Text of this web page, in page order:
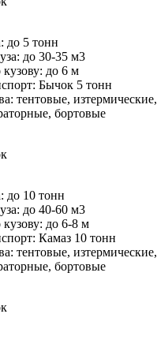
до 5 тонн
до 30-35 м3
до 6 м
Бычок 5 тонн
тентовые, изтермические,
бортовые
до 10 тонн
до 40-60 м3
до 6-8 м
Камаз 10 тонн
тентовые, изтермические,
бортовые